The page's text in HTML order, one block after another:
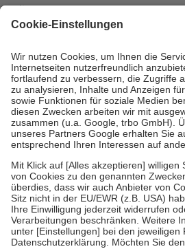
mit.
Grundsätzlich leisten Mitglieder
höchstens zehn Euro.
Es sind jedoch nie
Kosten der Leistung zu entrichten.
Diese Regeln gelten grundsätzlich auch
Bei Heilmitteln und häuslicher
Zuzahlung zehn Prozent der Kosten
Verordnung.
Um das Engagement der Versicherten
stärken und die besondere Stellung der
fallenkeine Zuzahlungenan bei:
• Kindern und Jugendlichen bis zum
mit Ausnahme der Fahrkosten
• Untersuchungen zur Vorsorge und
GKV getragen werden
• empfohlenen Schutzimpfungen